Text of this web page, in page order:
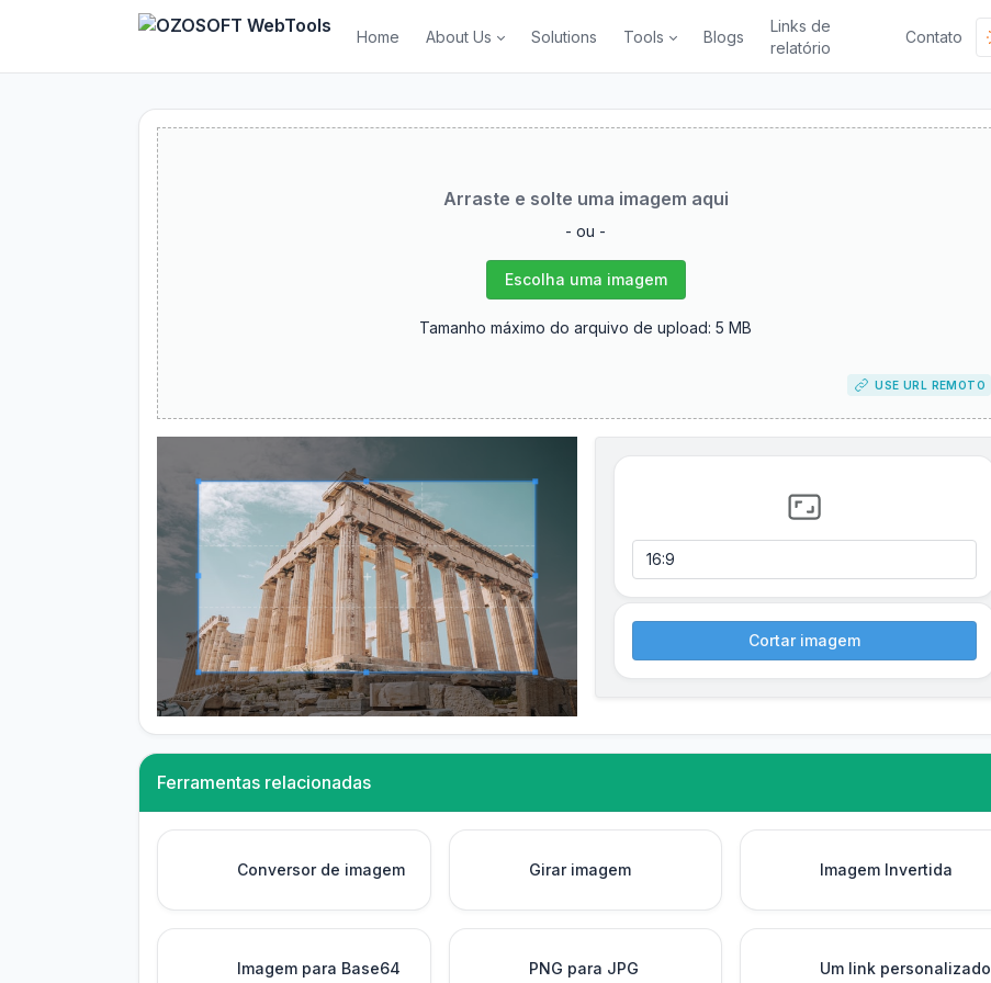
Home About Us Solutions Tools Blogs
Links de
relatório
Contato
Arraste e solte uma imagem aqui
- ou -
Escolha uma imagem
Tamanho máximo do arquivo de upload: 5 MB
USE URL REMOTO
Cortar imagem
Ferramentas relacionadas
Conversor de imagem Girar imagem Imagem Invertida
Imagem para Base64 PNG para JPG Um link personalizado